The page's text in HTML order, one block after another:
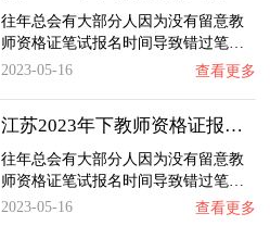
往年总会有大部分人因为没有留意教
师资格证笔试报名时间导致错过笔…
2023-05-16
查看更多
江苏2023年下教师资格证报名时间、入口及流程…
往年总会有大部分人因为没有留意教
师资格证笔试报名时间导致错过笔…
2023-05-16
查看更多